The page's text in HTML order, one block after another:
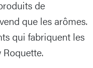
de
que les arômes.
qui fabriquent les